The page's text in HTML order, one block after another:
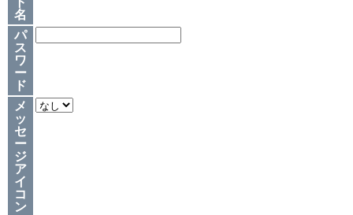
名
パ
ス
ワ
ー
ド
メ
ッ
セ
ー
ジ
ア
イ
コ
ン